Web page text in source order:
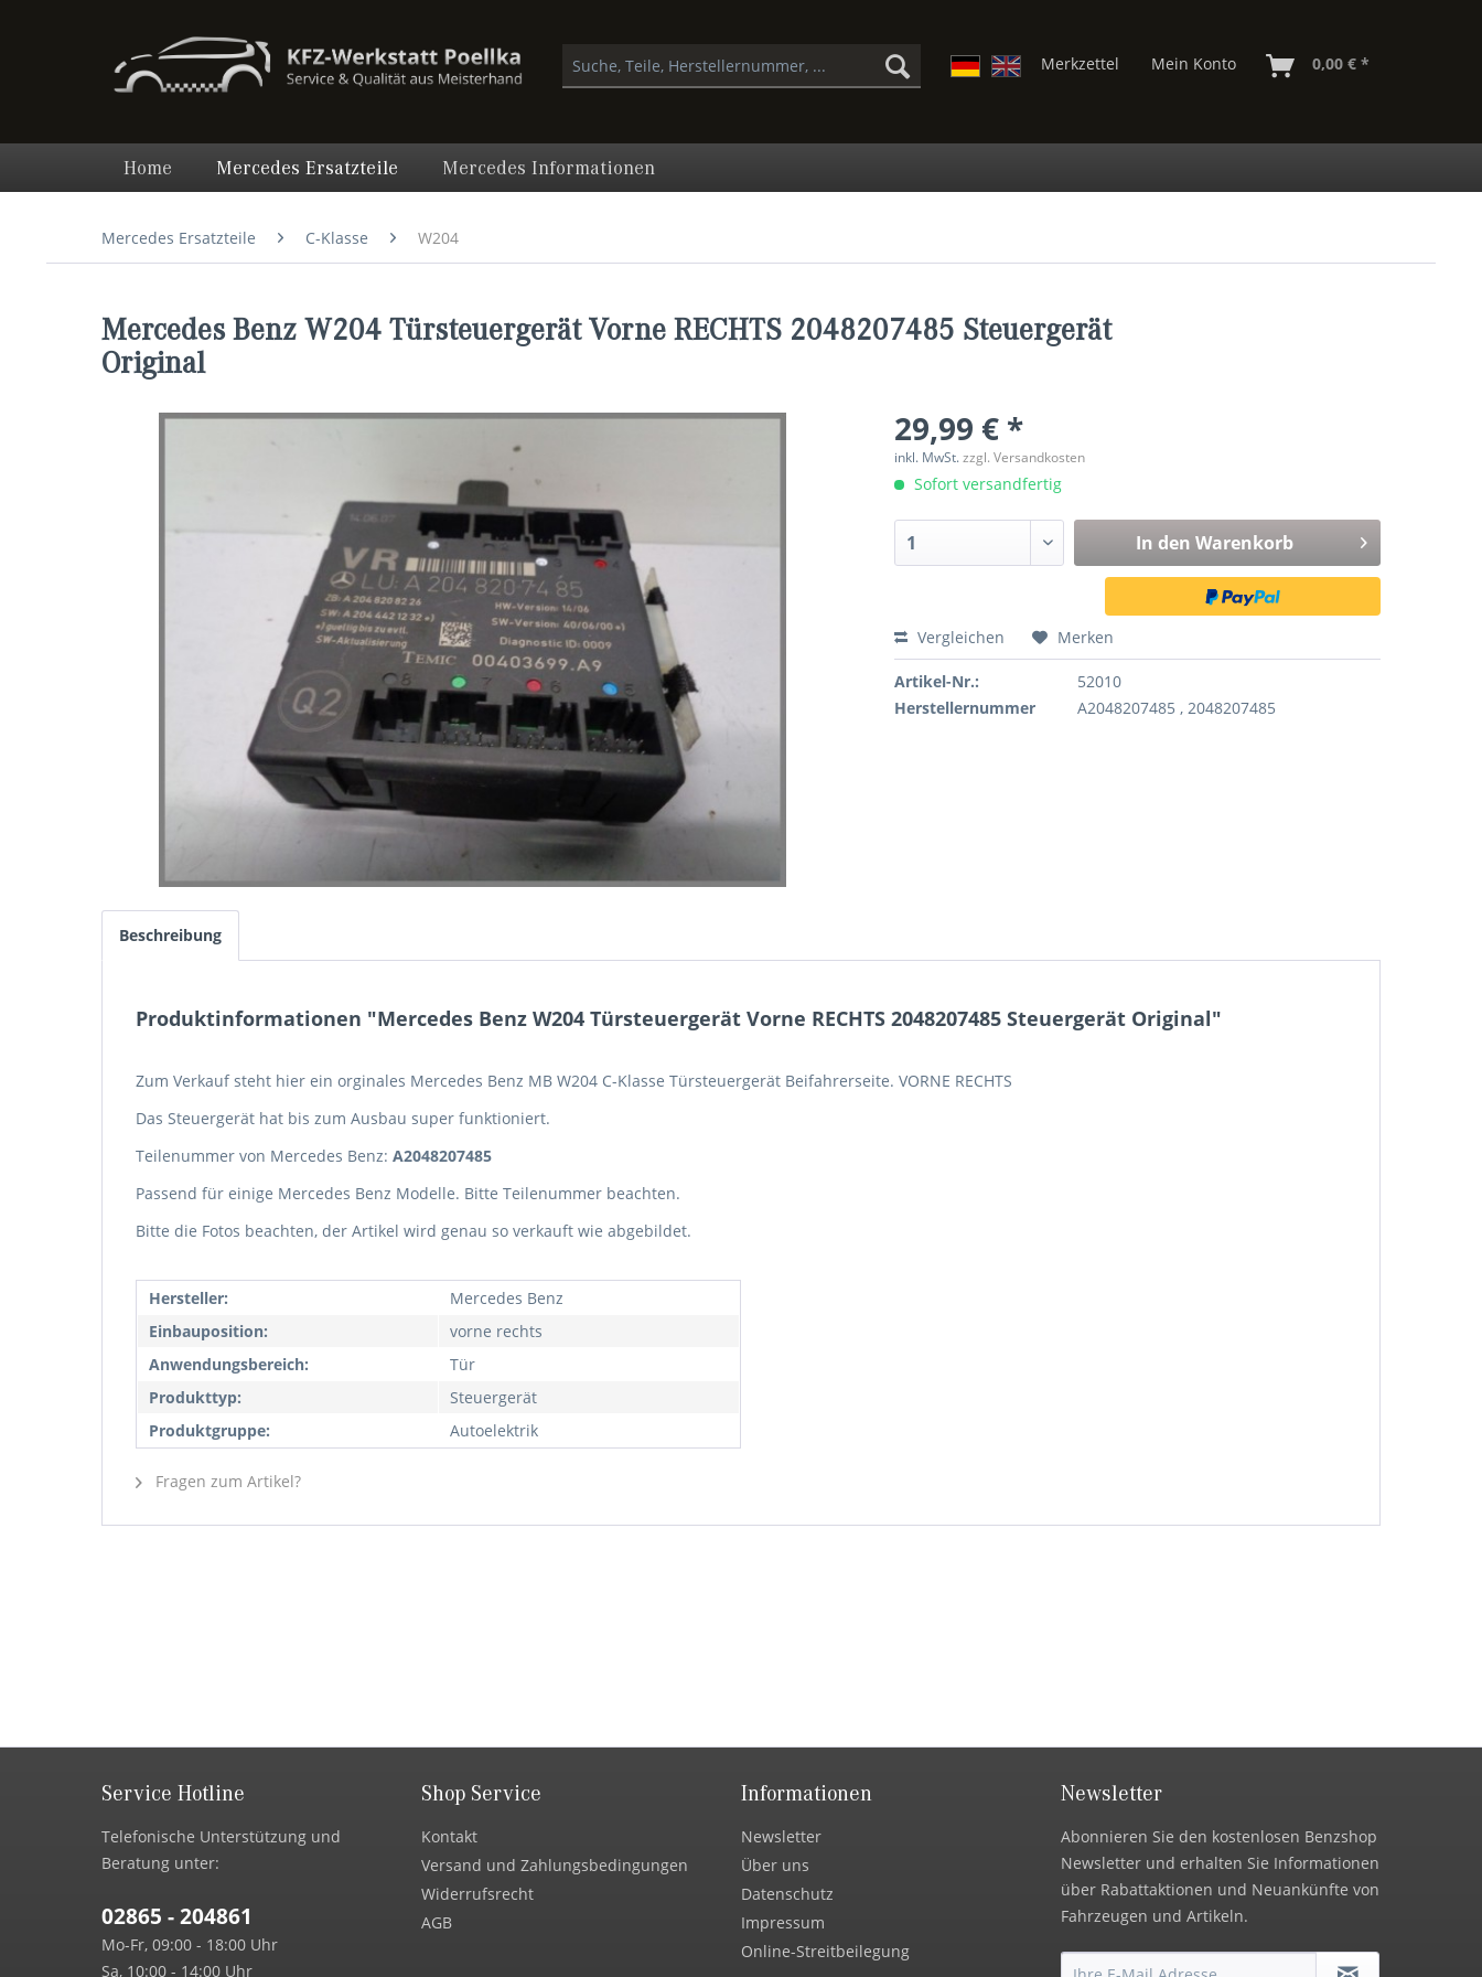
Merkzettel Mein Konto 0,00 € *
Home Mercedes Ersatzteile Mercedes Informationen
Mercedes Ersatzteile C-Klasse W204
Mercedes Benz W204 Türsteuergerät Vorne RECHTS 2048207485 Steuergerät
Original
29,99 € *
inkl. MwSt.zzgl. Versandkosten
Sofort versandfertig
In den Warenkorb
Vergleichen Merken
Artikel-Nr.:
52010
Herstellernummer
A2048207485 , 2048207485
Beschreibung
Produktinformationen "Mercedes Benz W204 Türsteuergerät Vorne RECHTS 2048207485 Steuergerät Original"
Zum Verkauf steht hier ein orginales Mercedes Benz MB W204 C-Klasse Türsteuergerät Beifahrerseite. VORNE RECHTS
Das Steuergerät hat bis zum Ausbau super funktioniert.
Teilenummer von Mercedes Benz: A2048207485
Passend für einige Mercedes Benz Modelle. Bitte Teilenummer beachten.
Bitte die Fotos beachten, der Artikel wird genau so verkauft wie abgebildet.
Hersteller:
Mercedes Benz
Einbauposition:
vorne rechts
Anwendungsbereich:
Tür
Produkttyp:
Steuergerät
Produktgruppe:
Autoelektrik
Fragen zum Artikel?
Service Hotline
Telefonische Unterstützung und
Beratung unter:
02865 - 204861
Mo-Fr, 09:00 - 18:00 Uhr
Sa, 10:00 - 14:00 Uhr
Shop Service
Kontakt
Versand und Zahlungsbedingungen
Widerrufsrecht
AGB
Informationen
Newsletter
Über uns
Datenschutz
Impressum
Online-Streitbeilegung
Newsletter
Abonnieren Sie den kostenlosen Benzshop
Newsletter und erhalten Sie Informationen
über Rabattaktionen und Neuankünfte von
Fahrzeugen und Artikeln.